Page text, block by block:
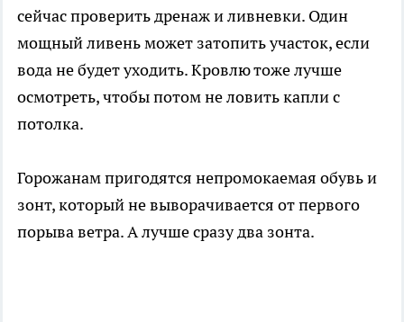
сейчас проверить дренаж и ливневки. Один
мощный ливень может затопить участок, если
вода не будет уходить. Кровлю тоже лучше
осмотреть, чтобы потом не ловить капли с
потолка.
Горожанам пригодятся непромокаемая обувь и
зонт, который не выворачивается от первого
порыва ветра. А лучше сразу два зонта.